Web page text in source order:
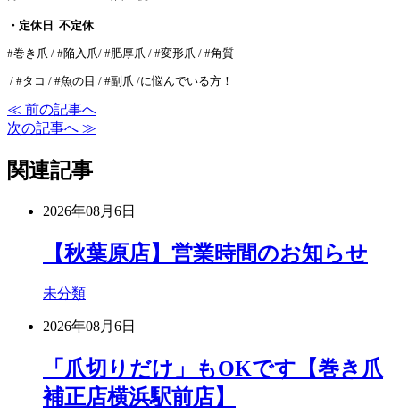
・定休日 不定休
#巻き爪 / #陥入爪/ #肥厚爪 / #変形爪 / #角質
/ #タコ / #魚の目 / #副爪 /に悩んでいる方！
≪ 前の記事へ
次の記事へ ≫
関連記事
2026年08月6日
【秋葉原店】営業時間のお知らせ
未分類
2026年08月6日
「爪切りだけ」もOKです【巻き爪
補正店横浜駅前店】